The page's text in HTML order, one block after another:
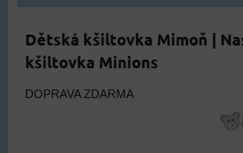
Dětská kšiltovka Mimoň |
kšiltovka Minions
DOPRAVA ZDARMA